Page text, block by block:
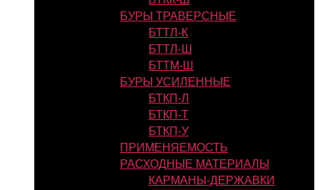
БУРЫ ТРАВЕРСНЫЕ
БТТЛ-К
БТТЛ-Ш
БТТМ-Ш
БУРЫ УСИЛЕННЫЕ
БТКП-Л
БТКП-Т
БТКП-У
ПРИМЕНЯЕМОСТЬ
РАСХОДНЫЕ МАТЕРИАЛЫ
КАРМАНЫ-ДЕРЖАВКИ